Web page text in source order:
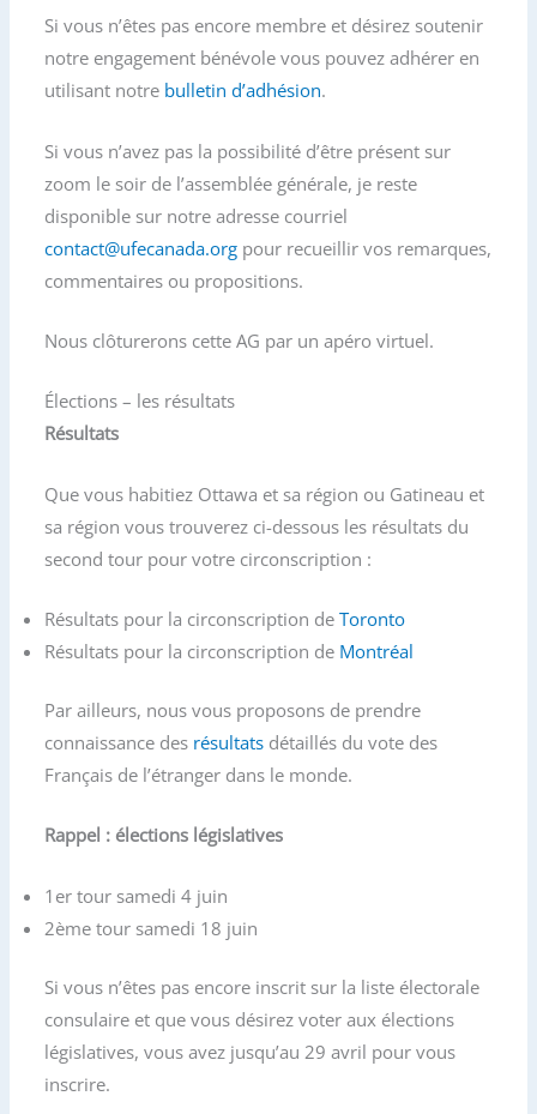
Si vous n’êtes pas encore membre et désirez soutenir
notre engagement bénévole vous pouvez adhérer en
utilisant notre bulletin d’adhésion.
Si vous n’avez pas la possibilité d’être présent sur
zoom le soir de l’assemblée générale, je reste
disponible sur notre adresse courriel
contact@ufecanada.org pour recueillir vos remarques,
commentaires ou propositions.
Nous clôturerons cette AG par un apéro virtuel.
Élections – les résultats
Résultats
Que vous habitiez Ottawa et sa région ou Gatineau et
sa région vous trouverez ci-dessous les résultats du
second tour pour votre circonscription :
Résultats pour la circonscription deToronto
Résultats pour la circonscription de Montréal
Par ailleurs, nous vous proposons de prendre
connaissance des résultats détaillés du vote des
Français de l’étranger dans le monde.
Rappel : élections législatives
1er tour samedi 4 juin
2ème tour samedi 18 juin
Si vous n’êtes pas encore inscrit sur la liste électorale
consulaire et que vous désirez voter aux élections
législatives, vous avez jusqu’au 29 avril pour vous
inscrire.